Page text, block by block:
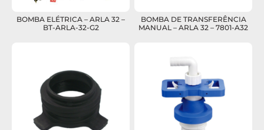
BOMBA ELÉTRICA – ARLA 32 –
BT-ARLA-32-G2
BOMBA DE TRANSFERÊNCIA
MANUAL – ARLA 32 – 7801-A32